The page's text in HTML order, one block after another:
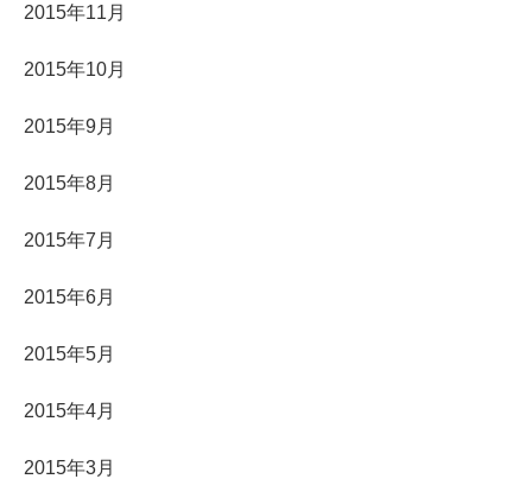
2015年11月
2015年10月
2015年9月
2015年8月
2015年7月
2015年6月
2015年5月
2015年4月
2015年3月